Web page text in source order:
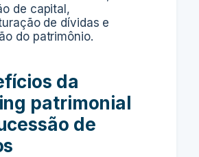
de capital,
de dívidas e
do patrimônio.
da
patrimonial
de